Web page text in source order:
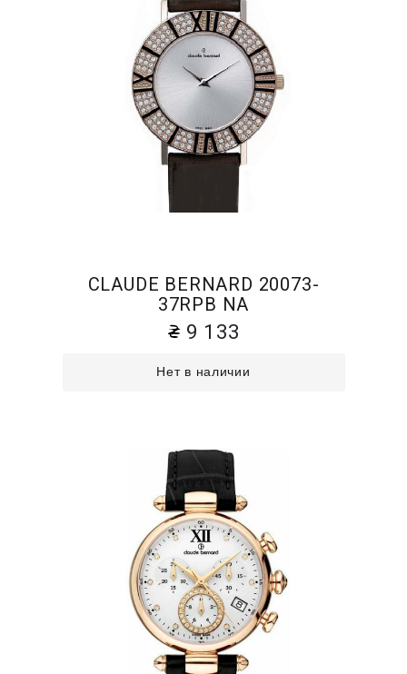
CLAUDE BERNARD 20073-
37RPB NA
9 133
Нет в наличии